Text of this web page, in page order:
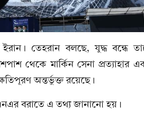
ইরান। তেহরান বলছে, যুদ্ধ বন্ধে
থেকে মার্কিন সেনা প্রত্যাহার
অন্তর্ভুক্ত রয়েছে।
বরাতে এ তথ্য জানানো হয়।